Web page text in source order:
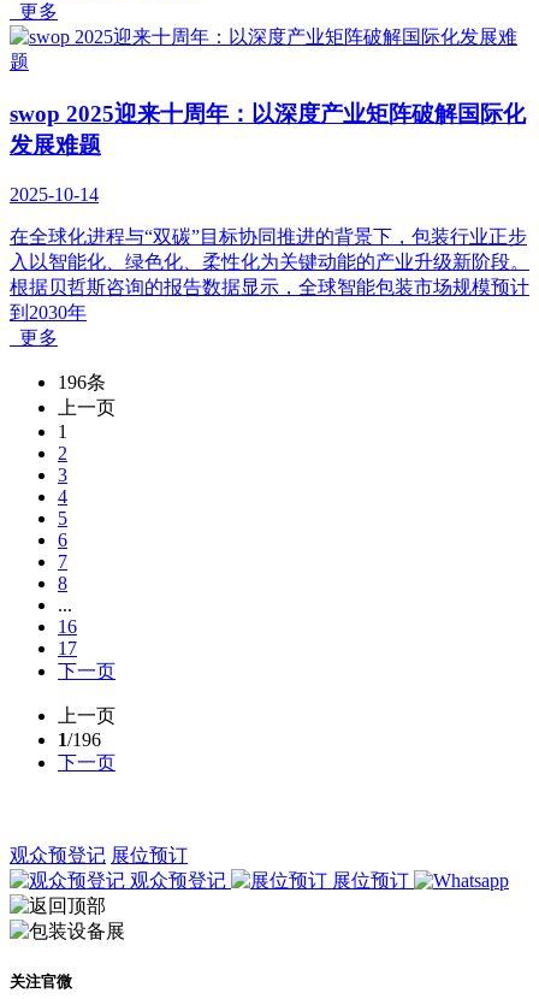
更多
swop 2025迎来十周年：以深度产业矩阵破解国际化
发展难题
2025-10-14
在全球化进程与“双碳”目标协同推进的背景下，包装行业正步
入以智能化、绿色化、柔性化为关键动能的产业升级新阶段。
根据贝哲斯咨询的报告数据显示，全球智能包装市场规模预计
到2030年
更多
196条
上一页
1
2
3
4
5
6
7
8
...
16
17
下一页
上一页
1/196
下一页
观众预登记 展位预订
观众预登记
展位预订
关注官微